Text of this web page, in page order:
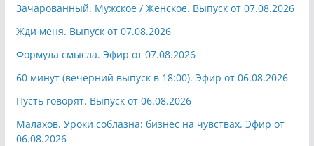
Зачарованный. Мужское / Женское. Выпуск от 07.08.2026
Жди меня. Выпуск от 07.08.2026
Формула смысла. Эфир от 07.08.2026
60 минут (вечерний выпуск в 18:00). Эфир от 06.08.2026
Пусть говорят. Выпуск от 06.08.2026
Малахов. Уроки соблазна: бизнес на чувствах. Эфир от
06.08.2026